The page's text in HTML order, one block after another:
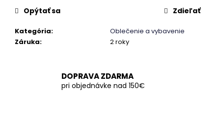
Kategória:
Oblečenie a vybavenie
Záruka: 2 roky
Opýtať sa Zdieľať
DOPRAVA ZDARMA
pri objednávke nad 150€